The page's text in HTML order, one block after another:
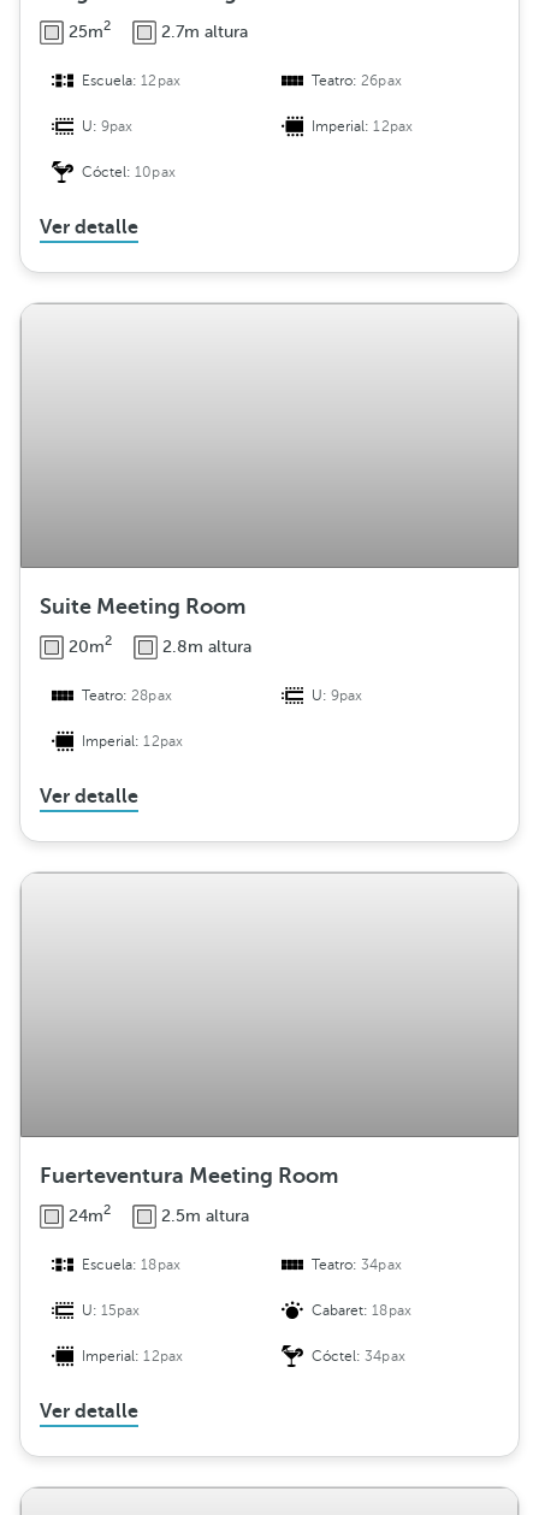
25m2 2.7m altura
Escuela:12pax Teatro:26pax
U:9pax Imperial:12pax
Cóctel:10pax
Ver detalle
Suite Meeting Room
20m2 2.8m altura
Teatro:28pax U:9pax
Imperial:12pax
Ver detalle
Fuerteventura Meeting Room
24m2 2.5m altura
Escuela:18pax Teatro:34pax
U:15pax Cabaret:18pax
Imperial:12pax Cóctel:34pax
Ver detalle